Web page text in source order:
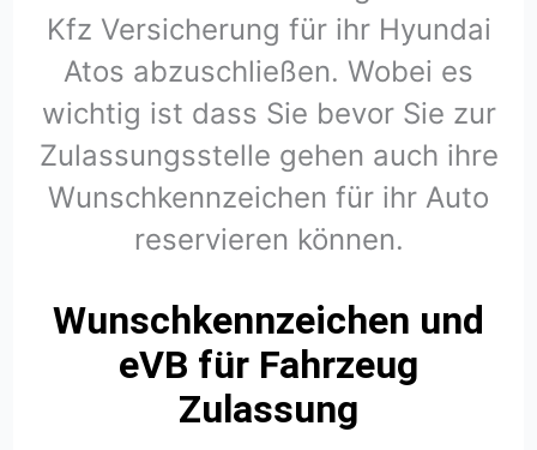
Kfz Versicherung für ihr Hyundai
Atos abzuschließen. Wobei es
wichtig ist dass Sie bevor Sie zur
Zulassungsstelle gehen auch ihre
Wunschkennzeichen für ihr Auto
reservieren können.
Wunschkennzeichen und
eVB für Fahrzeug
Zulassung